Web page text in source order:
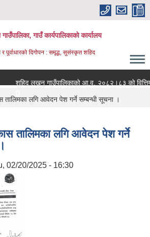
गाउँ कार्यपालिकाको कार्यालय
पूर्वाधारको दिगोपन : समृद्ध, सुसंस्कृत शहिद
शहिद लखन गाउँपालिकाको आ.व. २०८२।८३ को वित्तिय
तालिमका लगि आवेदन पेश गर्ने सम्बन्धी सूचना ।
तालिमका लगि आवेदन पेश गर्ने
02/20/2025 - 16:30